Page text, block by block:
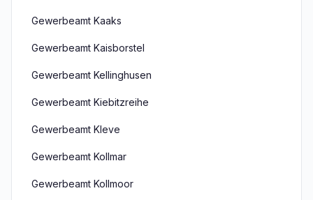
Gewerbeamt Kaaks
Gewerbeamt Kaisborstel
Gewerbeamt Kellinghusen
Gewerbeamt Kiebitzreihe
Gewerbeamt Kleve
Gewerbeamt Kollmar
Gewerbeamt Kollmoor